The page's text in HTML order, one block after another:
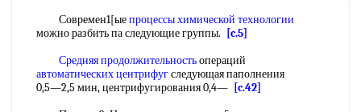
Современ1[ыепроцессы химической технологии
можно разбить па следующие группы.
[c.5]
Средняя продолжительностьопераций
автоматических центрифугследующая паполнения
0,5—2,5 мин, центрифугирования 0,4— [c.42]